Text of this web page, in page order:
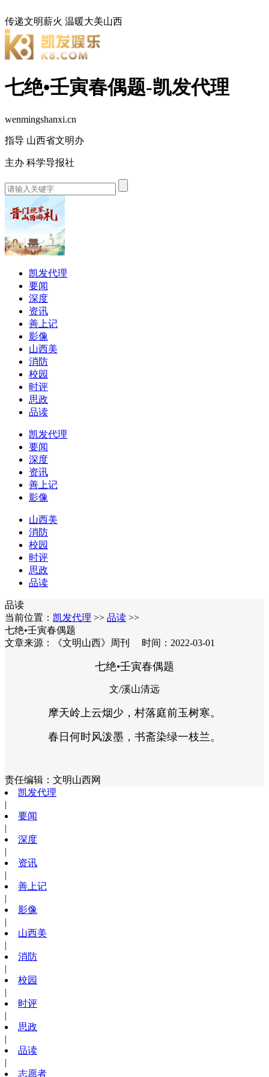
传递文明薪火 温暖大美山西
七绝•壬寅春偶题-凯发代理
wenmingshanxi.cn
指导 山西省文明办
主办 科学导报社
凯发代理
要闻
深度
资讯
善上记
影像
山西美
消防
校园
时评
思政
品读
凯发代理
要闻
深度
资讯
善上记
影像
山西美
消防
校园
时评
思政
品读
品读
当前位置： 凯发代理 >> 品读 >>
七绝•壬寅春偶题
文章来源：《文明山西》周刊 时间：2022-03-01
七绝•壬寅春偶题
文/溪山清远
摩天岭上云烟少，村落庭前玉树寒。
春日何时风泼墨，书斋染绿一枝兰。
责任编辑： 文明山西网
凯发代理
|
要闻
|
深度
|
资讯
|
善上记
|
影像
|
山西美
|
消防
|
校园
|
时评
|
思政
|
品读
|
志愿者